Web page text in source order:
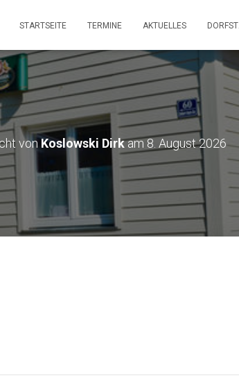
STARTSEITE TERMINE AKTUELLES
von Koslowski Dirkam8. August 2026